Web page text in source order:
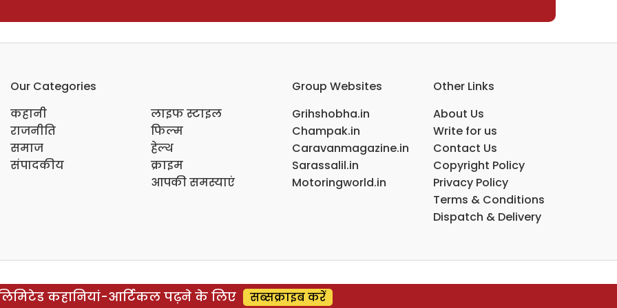
Our Categories
कहानी
राजनीति
समाज
संपादकीय
लाइफ स्टाइल
फिल्म
हेल्थ
क्राइम
आपकी समस्याएं
Group Websites
Grihshobha.in
Champak.in
Caravanmagazine.in
Sarassalil.in
Motoringworld.in
Other Links
About Us
Write for us
Contact Us
Copyright Policy
Privacy Policy
Terms & Conditions
Dispatch & Delivery
कहानियां-आर्टिकल पढ़ने के लिए सब्सक्राइब करें